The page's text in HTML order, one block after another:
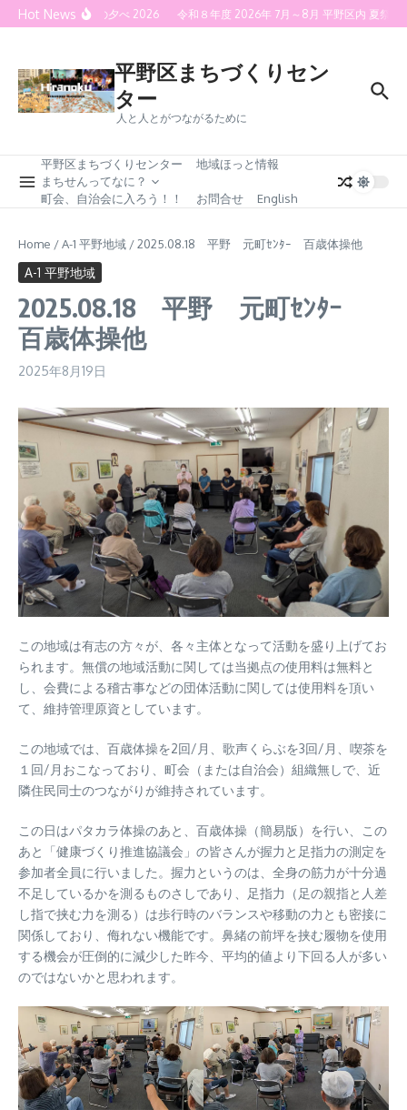
Skip to content
Hot News喜連灯火の夕べ 2026 令和８年度 2026年 7月～8月 平野区内 夏祭り
平野区まちづくりセン
ター
人と人とがつながるために
平野区まちづくりセンター
地域ほっと情報
まちせんってなに？
町会、自治会に入ろう！！
お問合せ English
Home /A-1 平野地域 /2025.08.18 平野 元町ｾﾝﾀｰ 百歳体操他
A-1 平野地域
2025.08.18 平野 元町ｾﾝﾀｰ
百歳体操他
2025年8月19日
この地域は有志の方々が、各々主体となって活動を盛り上げてお
られます。無償の地域活動に関しては当拠点の使用料は無料と
し、会費による稽古事などの団体活動に関しては使用料を頂い
て、維持管理原資としています。
この地域では、百歳体操を2回/月、歌声くらぶを3回/月、喫茶を
１回/月おこなっており、町会（または自治会）組織無しで、近
隣住民同士のつながりが維持されています。
この日はパタカラ体操のあと、百歳体操（簡易版）を行い、この
あと「健康づくり推進協議会」の皆さんが握力と足指力の測定を
参加者全員に行いました。握力というのは、全身の筋力が十分過
不足しているかを測るものさしであり、足指力（足の親指と人差
し指で挟む力を測る）は歩行時のバランスや移動の力とも密接に
関係しており、侮れない機能です。鼻緒の前坪を挟む履物を使用
する機会が圧倒的に減少した昨今、平均的値より下回る人が多い
のではないかと思われます。